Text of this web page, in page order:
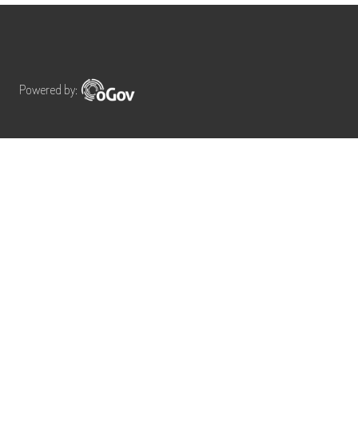
Powered by: